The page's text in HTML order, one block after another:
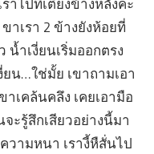
าเรา 2 ข้างยังห้อยที่
ำเงี่ยนเริ่มออกตรง
ยน…ใช่มั้ย เขาถามเอา
าเคล้นคลึง เคยเอามือ
ะรู้สึกเสียวอย่างนี้มา
วามหนา เรางี้หืสั่นไป